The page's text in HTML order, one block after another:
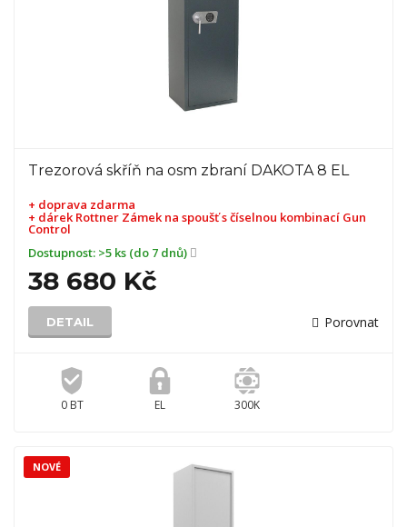
Trezorová skříň na osm zbraní DAKOTA 8 EL
+ doprava zdarma
+ dárekRottner Zámek na spoušť s číselnou kombinací Gun
Control
Dostupnost: >5 ks (do 7 dnů)
38 680 Kč
DETAIL Porovnat
0 BT EL 300K
NOVÉ